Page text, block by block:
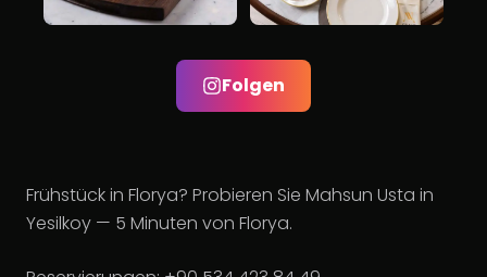
Folgen
Frühstück in Florya? Probieren Sie Mahsun Usta in
Yesilkoy — 5 Minuten von Florya.